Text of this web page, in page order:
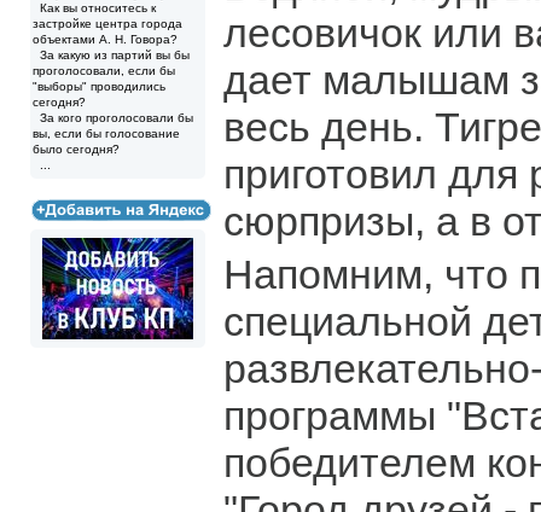
Как вы относитесь к
застройке центра города
объектами А. Н. Говора?
За какую из партий вы бы
проголосовали, если бы
"выборы" проводились
сегодня?
За кого проголосовали бы
вы, если бы голосование
было сегодня?
лесовичок или
дает малышам
весь день.
приготовил для
сюрпризы, а в
Напомним, что
специальной
программы
победителем